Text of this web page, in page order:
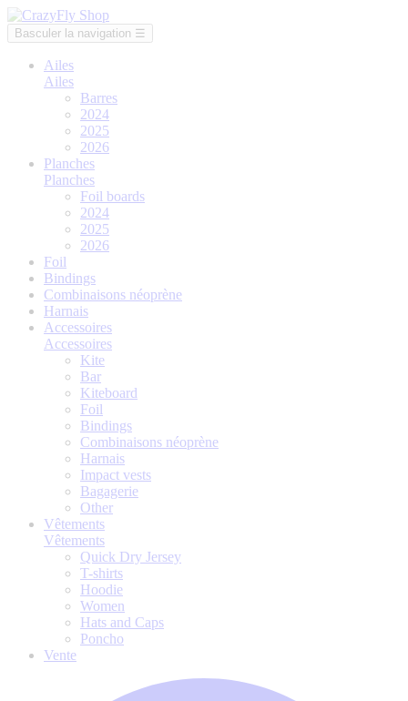
Basculer la navigation ☰
Ailes
Ailes
Barres
2024
2025
2026
Planches
Planches
Foil boards
2024
2025
2026
Foil
Bindings
Combinaisons néoprène
Harnais
Accessoires
Accessoires
Kite
Bar
Kiteboard
Foil
Bindings
Combinaisons néoprène
Harnais
Impact vests
Bagagerie
Other
Vêtements
Vêtements
Quick Dry Jersey
T-shirts
Hoodie
Women
Hats and Caps
Poncho
Vente